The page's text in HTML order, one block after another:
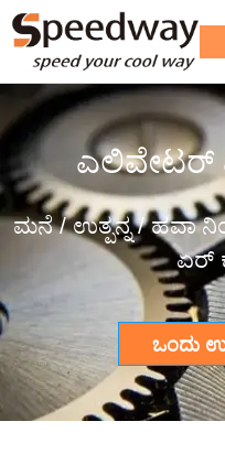
ಎಲಿವೇಟರ್
ಮನೆ/ಉತ್ಪನ್ನ/ಹವಾ
ಏರ್
ಒಂದು